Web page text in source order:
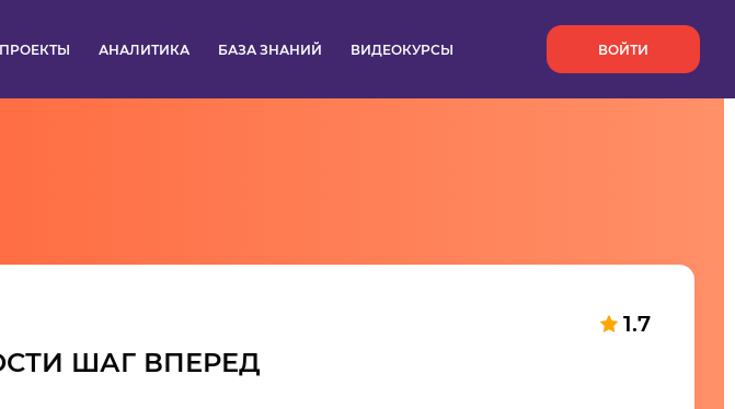
ПРОЕКТЫ АНАЛИТИКА БАЗА ЗНАНИЙ ВИДЕОКУРСЫ ВОЙТИ
1.7
ШАГ ВПЕРЕД